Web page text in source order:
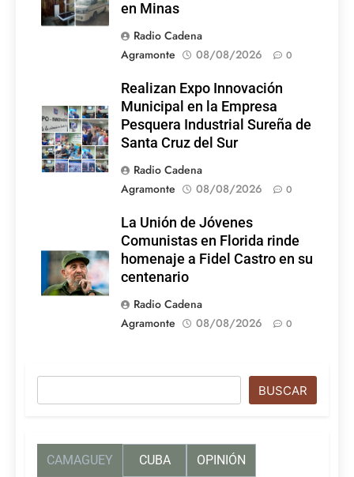
en Minas
Radio Cadena
Agramonte
08/08/2026 0
Realizan Expo Innovación
Municipal en la Empresa
Pesquera Industrial Sureña de
Santa Cruz del Sur
Radio Cadena
Agramonte
08/08/2026 0
La Unión de Jóvenes
Comunistas en Florida rinde
homenaje a Fidel Castro en su
centenario
Radio Cadena
Agramonte
08/08/2026 0
BUSCAR
CAMAGUEY CUBA OPINIÓN